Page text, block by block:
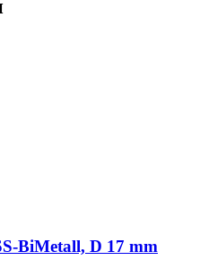
BiMetall, D 17 mm